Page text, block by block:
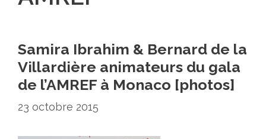
Samira Ibrahim & Bernard de la
Villardière animateurs du gala
de l’AMREF à Monaco [photos]
23 octobre 2015